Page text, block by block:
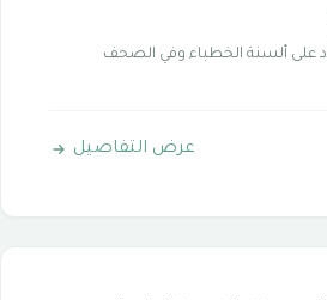
على ألسنة الخطباء وفي الصحف
عرض التفاصيل